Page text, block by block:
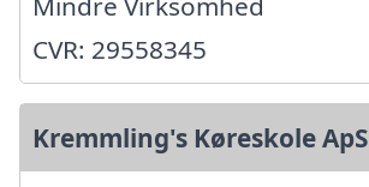
CVR: 29558345
Kremmling's Køreskole ApS